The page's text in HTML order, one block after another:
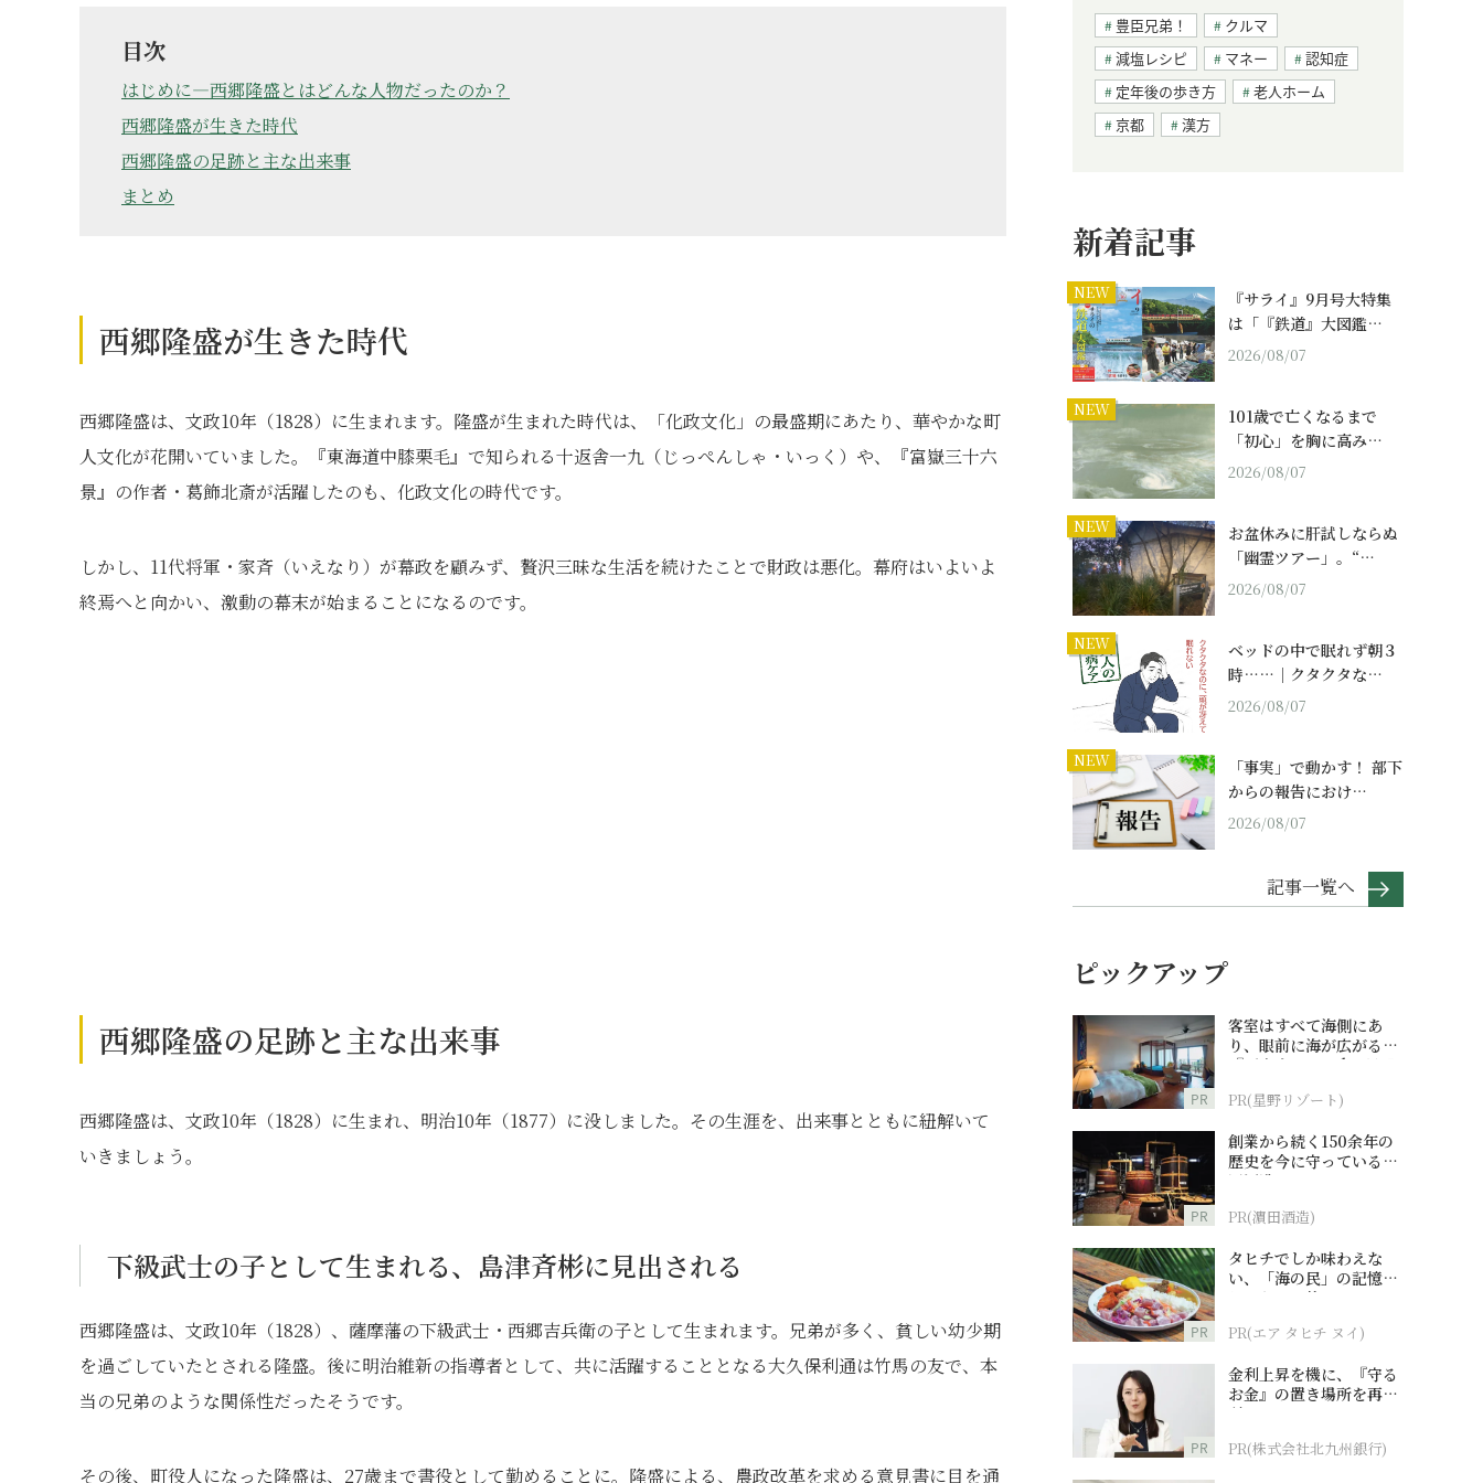
目次
はじめに―西郷隆盛とはどんな人物だったのか？
西郷隆盛が生きた時代
西郷隆盛の足跡と主な出来事
まとめ
西郷隆盛が生きた時代
西郷隆盛は、文政10年（1828）に生まれます。隆盛が生まれた時代は、「化政文化」の最盛期にあたり、華やかな町
人文化が花開いていました。『東海道中膝栗毛』で知られる十返舎一九（じっぺんしゃ・いっく）や、『富嶽三十六
景』の作者・葛飾北斎が活躍したのも、化政文化の時代です。
しかし、11代将軍・家斉（いえなり）が幕政を顧みず、贅沢三昧な生活を続けたことで財政は悪化。幕府はいよいよ
終焉へと向かい、激動の幕末が始まることになるのです。
西郷隆盛の足跡と主な出来事
西郷隆盛は、文政10年（1828）に生まれ、明治10年（1877）に没しました。その生涯を、出来事とともに紐解いて
いきましょう。
下級武士の子として生まれる、島津斉彬に見出される
西郷隆盛は、文政10年（1828）、薩摩藩の下級武士・西郷吉兵衛の子として生まれます。兄弟が多く、貧しい幼少期
を過ごしていたとされる隆盛。後に明治維新の指導者として、共に活躍することとなる大久保利通は竹馬の友で、本
当の兄弟のような関係性だったそうです。
その後、町役人になった隆盛は、27歳まで書役として勤めることに。隆盛による、農政改革を求める意見書に目を通
豊臣兄弟！
クルマ
減塩レシピ
マネー
認知症
定年後の歩き方
老人ホーム
京都
漢方
新着記事
NEW
『サライ』9月号大特集
は「『鉄道』大図鑑…
2026/08/07
NEW
101歳で亡くなるまで
「初心」を胸に高み…
2026/08/07
NEW
お盆休みに肝試しならぬ
「幽霊ツアー」。“…
2026/08/07
NEW
ベッドの中で眠れず朝３
時……｜クタクタな…
2026/08/07
NEW
「事実」で動かす！ 部下
からの報告におけ…
2026/08/07
記事一覧へ
ピックアップ
PR
客室はすべて海側にあ
り、眼前に海が広がる
『西表島ホテル by 星野
PR(星野リゾート)
PR
創業から続く150余年の
歴史を今に守っている濵
田酒造
PR(濵田酒造)
PR
タヒチでしか味わえな
い、「海の民」の記憶へ
とつながる旅
PR(エア タヒチ ヌイ)
PR
金利上昇を機に、『守る
お金』の置き場所を再検
討
PR(株式会社北九州銀行)